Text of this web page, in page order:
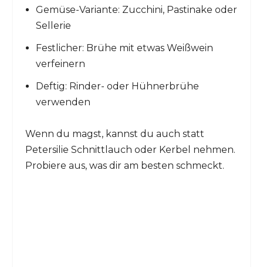
Gemüse-Variante: Zucchini, Pastinake oder
Sellerie
Festlicher: Brühe mit etwas Weißwein
verfeinern
Deftig: Rinder- oder Hühnerbrühe
verwenden
Wenn du magst, kannst du auch statt
Petersilie Schnittlauch oder Kerbel nehmen.
Probiere aus, was dir am besten schmeckt.